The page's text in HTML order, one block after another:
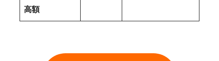
高額